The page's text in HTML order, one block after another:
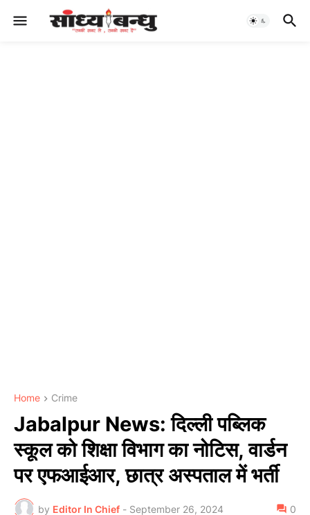
Home Crime
Jabalpur News: दिल्ली पब्लिक
स्कूल को शिक्षा विभाग का नोटिस, वार्डन
पर एफआईआर, छात्र अस्पताल में भर्ती
by Editor In Chief - September 26, 2024 0